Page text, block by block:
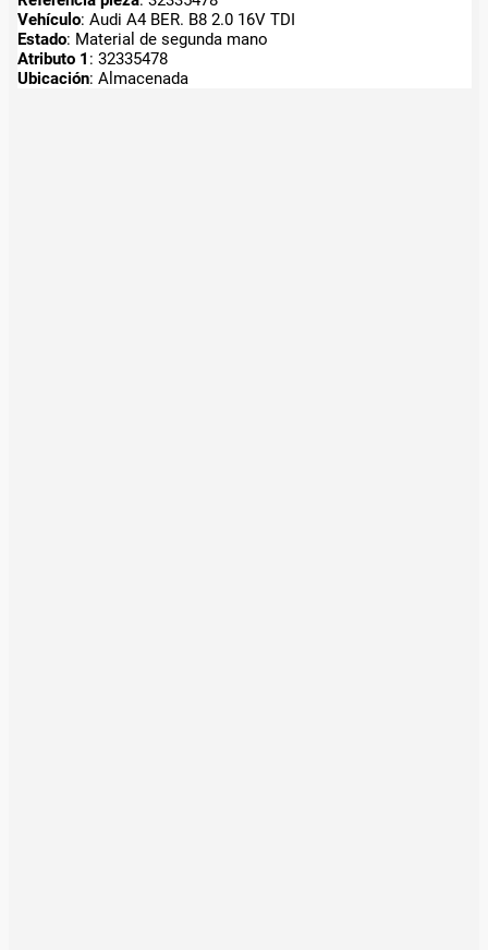
Vehículo: Audi A4 BER. B8 2.0 16V TDI
Estado: Material de segunda mano
Atributo 1 : 32335478
Ubicación: Almacenada